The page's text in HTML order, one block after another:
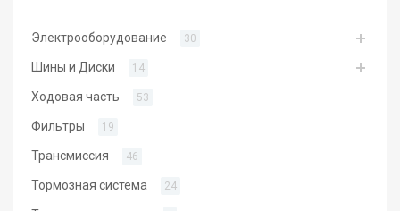
Электрооборудование 30
Шины и Диски 14
Ходовая часть 53
Фильтры 19
Трансмиссия 46
Тормозная система 24